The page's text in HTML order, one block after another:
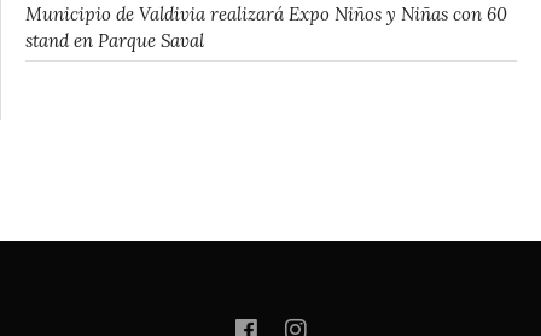
Municipio de Valdivia realizará Expo Niños y Niñas con 60
stand en Parque Saval